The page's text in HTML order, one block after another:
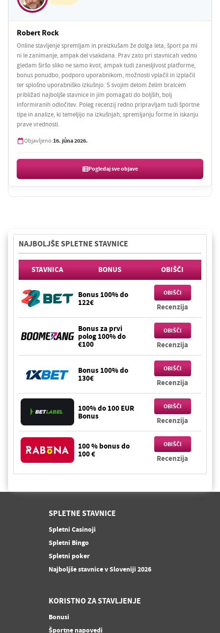
Robert Rock
Online stavljenje spremljam in preizkušam že dolga leta, šport pa mi
ni le zanimanje, ampak del vsakdana. Prav zato pri stavnicah vedno
gledam širšo sliko ne samo kvot, ampak tudi zanesljivost platforme,
bonus ponudbo, podporo uporabnikom, možnosti vplačil in izplačil
ter splošno uporabniško izkušnjo. S svojim delom želim bralcem
približati najboljše stavnice in jim pomagati do boljših, bolj
informiranih odločitev. Poleg recenzij redno pripravljam tudi športne
tipe in analize, ki temeljijo na izkušnjah, spremljanju forme in iskanju
prave vrednosti.
Objavljeno:16. júna 2026.
Pogledaj sve objave
NAJBOLJŠE SPLETNE STAVNICE
STAVNICA BONUS OBIŠČI
Bonus 100% do
122€
OBIŠČI
Recenzija
Bonus za prvi
polog 100% do
€100
OBIŠČI
Recenzija
Bonus 100% do
130€
OBIŠČI
Recenzija
100% do 100 EUR
Bonus
OBIŠČI
Recenzija
100 % bonus do
100 €
OBIŠČI
Recenzija
SPLETNE STAVNICE
Spletni Casinoji
Spletni Bingo
Spletni poker
Najboljše stavnice v Sloveniji 2026
KORISTNO ZA STAVLJENJE
Bonusi
Športne napovedi